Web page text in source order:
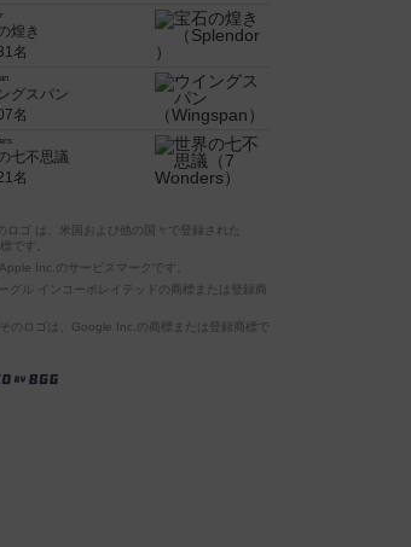
煌き
名
グスパン
名
七不思議
名
ゴ は、米国および他の国々で登録された
です。
Inc.のサービスマークです。
グル インコーポレイテッドの商標または登録商
のロゴは、Google Inc.の商標または登録商標で